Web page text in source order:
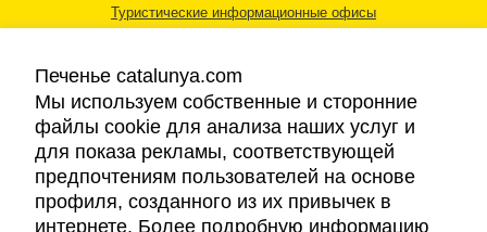
Туристические информационные офисы
Правовая информация
Cookies
Печенье catalunya.com
Мы используем собственные и сторонние
файлы cookie для анализа наших услуг и
для показа рекламы, соответствующей
предпочтениям пользователей на основе
профиля, созданного из их привычек в
интернете. Более подробную информацию